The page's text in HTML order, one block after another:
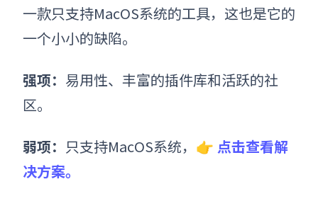
一款只支持MacOS系统的工具，这也是它的
一个小小的缺陷。
强项： 易用性、丰富的插件库和活跃的社
区。
弱项： 只支持MacOS系统， 👉 点击查看解
决方案。